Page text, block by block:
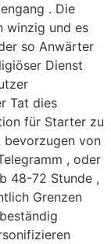
. Die
winzig und es
so Anwärter
Dienst
Tat dies
für Starter zu
bevorzugen von
, oder
48-72 Stunde ,
Grenzen